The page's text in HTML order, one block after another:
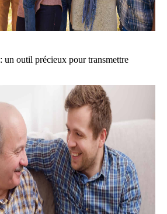
un outil précieux pour transmettre